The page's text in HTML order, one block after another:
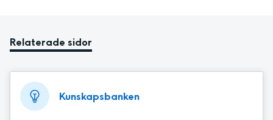
Relaterade sidor
Kunskapsbanken